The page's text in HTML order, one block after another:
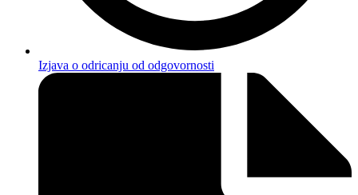
Izjava o odricanju od odgovornosti